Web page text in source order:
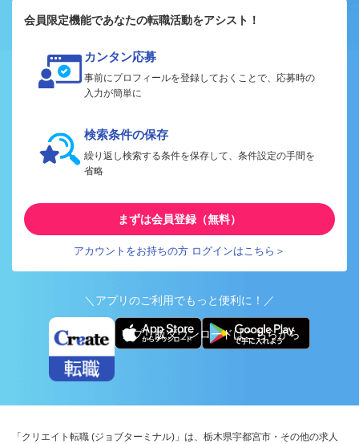
会員限定機能であなたの転職活動をアシスト！
カンタン応募
事前にプロフィールを登録しておくことで、応募時の
入力が簡単に
検索条件の保存
繰り返し検索する条件を保存して、条件設定の手間を
省略
まずは会員登録（無料）
アカウントをお持ちの方 ログインはこちら＞
＼アプリのご利用でもっと便利に！／
アプリ版ダウンロードはこちらから
「クリエイト転職 (ジョブターミナル)」は、栃木県宇都宮市・その他の求人